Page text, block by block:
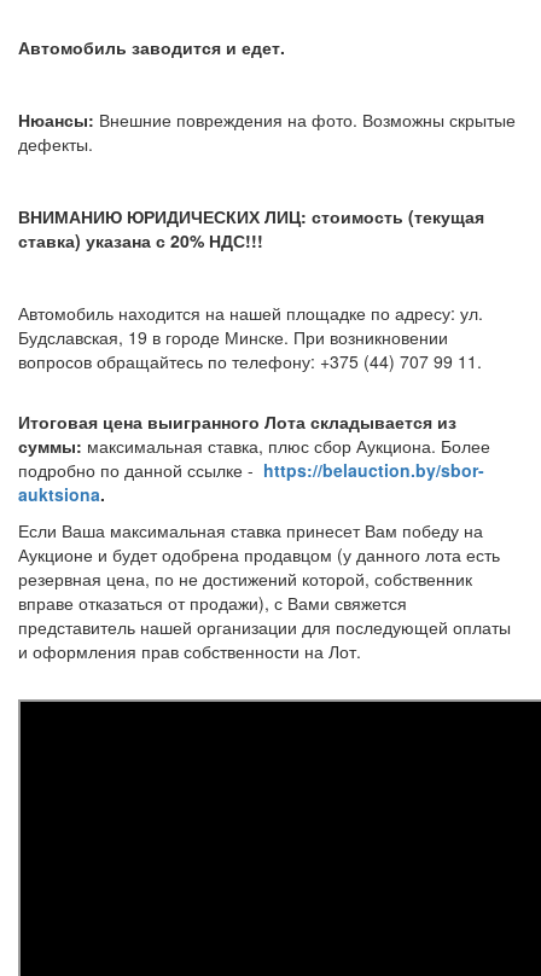
Автомобиль заводится и едет.
Нюансы: Внешние повреждения на фото. Возможны скрытые
дефекты.
ВНИМАНИЮ ЮРИДИЧЕСКИХ ЛИЦ: стоимость (текущая
ставка) указана с 20% НДС!!!
Автомобиль находится на нашей площадке по адресу: ул.
Будславская, 19 в городе Минске. При возникновении
вопросов обращайтесь по телефону: +375 (44) 707 99 11.
Итоговая цена выигранного Лота складывается из
суммы: максимальная ставка, плюс сбор Аукциона. Более
подробно по данной ссылке - https://belauction.by/sbor-
auktsiona.
Если Ваша максимальная ставка принесет Вам победу на
Аукционе и будет одобрена продавцом (у данного лота есть
резервная цена, по не достижений которой, собственник
вправе отказаться от продажи), с Вами свяжется
представитель нашей организации для последующей оплаты
и оформления прав собственности на Лот.